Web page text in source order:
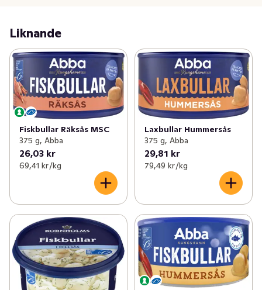
Liknande
Fiskbullar Räksås MSC
375 g, Abba
26,03 kr
69,41 kr /kg
Laxbullar Hummersås
375 g, Abba
29,81 kr
79,49 kr /kg